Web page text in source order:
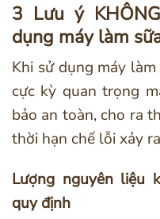
3 Lưu ý
dụng máy làm
Khi sử dụng máy
cực kỳ quan trọng
bảo an toàn, cho ra
thời hạn chế lỗi xảy
Lượng nguyên liệu
quy định